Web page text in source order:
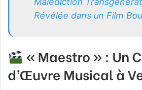
Révélée dans un Film
« Maestro » : Un
d’Œuvre Musical à